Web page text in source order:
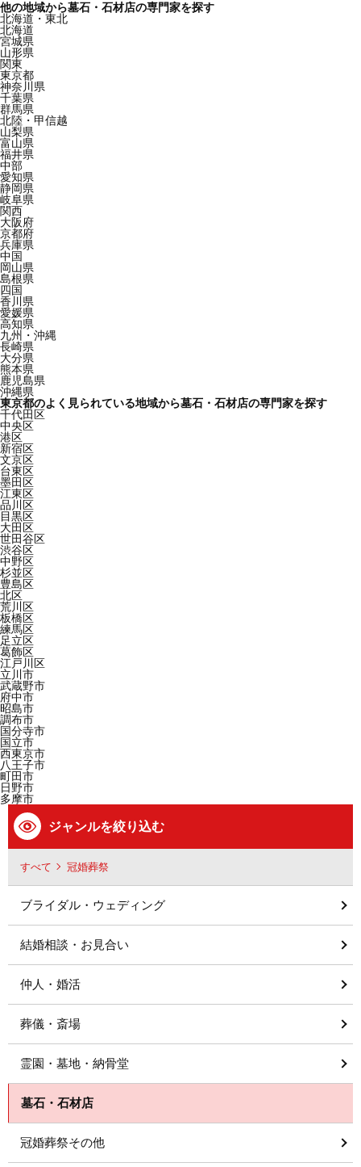
他の地域から墓石・石材店の専門家を探す
北海道・東北
北海道
宮城県
山形県
関東
東京都
神奈川県
千葉県
群馬県
北陸・甲信越
山梨県
富山県
福井県
中部
愛知県
静岡県
岐阜県
関西
大阪府
京都府
兵庫県
中国
岡山県
島根県
四国
香川県
愛媛県
高知県
九州・沖縄
長崎県
大分県
熊本県
鹿児島県
沖縄県
東京都のよく見られている地域から墓石・石材店の専門家を探す
千代田区
中央区
港区
新宿区
文京区
台東区
墨田区
江東区
品川区
目黒区
大田区
世田谷区
渋谷区
中野区
杉並区
豊島区
北区
荒川区
板橋区
練馬区
足立区
葛飾区
江戸川区
立川市
武蔵野市
府中市
昭島市
調布市
国分寺市
国立市
西東京市
八王子市
町田市
日野市
多摩市
ジャンルを絞り込む
すべて 冠婚葬祭
ブライダル・ウェディング
結婚相談・お見合い
仲人・婚活
葬儀・斎場
霊園・墓地・納骨堂
墓石・石材店
冠婚葬祭その他